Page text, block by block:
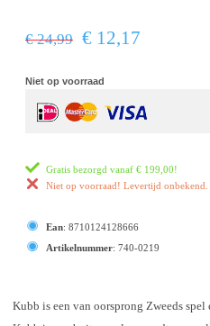
€ 24,99 € 12,17
Niet op voorraad
Gratis bezorgd vanaf € 199,00!
Niet op voorraad! Levertijd onbekend.
Ean: 8710124128666
Artikelnummer: 740-0219
Kubb is een van oorsprong Zweeds spel